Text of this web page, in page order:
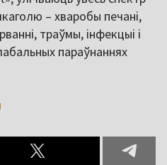
– хваробы печані,
траўмы, інфекцыі і
параўнаннях